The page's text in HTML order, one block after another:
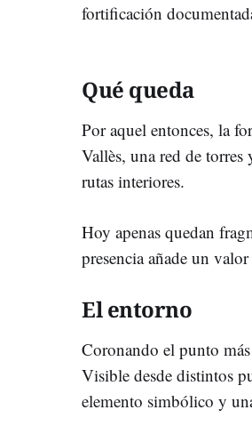
fortificación
Qué queda
Por aquel entonces, la
Vallès, una red de
rutas interiores.
Hoy apenas quedan
presencia añade un
El entorno
Coronando el punto
Visible desde distintos
elemento simbólico y